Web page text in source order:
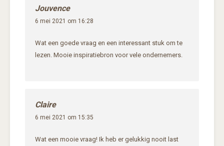
Jouvence
6 mei 2021 om 16:28
Wat een goede vraag en een interessant stuk om te
lezen. Mooie inspiratiebron voor vele ondernemers.
Claire
6 mei 2021 om 15:35
Wat een mooie vraag! Ik heb er gelukkig nooit last